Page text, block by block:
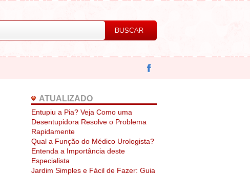
ATUALIZADO
Entupiu a Pia? Veja Como uma
Desentupidora Resolve o Problema
Rapidamente
Qual a Função do Médico Urologista?
Entenda a Importância deste
Especialista
Jardim Simples e Fácil de Fazer: Guia